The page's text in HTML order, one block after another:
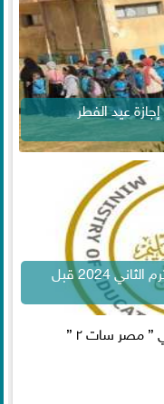
عيد الفطر
التعليم تشدد على الانتهاء من مناهج الترم الثاني 2024 قبل
” مصر سات ٢ ”